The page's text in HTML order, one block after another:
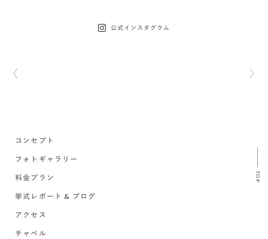
公式インスタグラム
TOP
コンセプト
フォトギャラリー
料金プラン
挙式レポート & ブログ
アクセス
チャペル